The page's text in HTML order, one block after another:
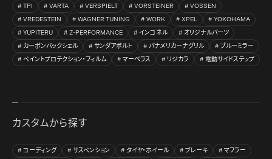
TPI
VARTA VERSPIELT VORSTEINER
VOSSEN
VREDESTEIN
WAGNER TUNING WORK XPEL
YOKOHAMA
YUPITERU
Z-PERFORMANCE インコネル
オリジナルパーツ
カーボンバックシェル
サンダアボルト パナメリカーナグリル
ブルーミラー
ペイントプロテクション・フィルム
マーベラス リジカラ 電動サイドステップ
カスタムから探す
コーディング サスペンション タイヤ・ホイール ブレーキ
マフラー